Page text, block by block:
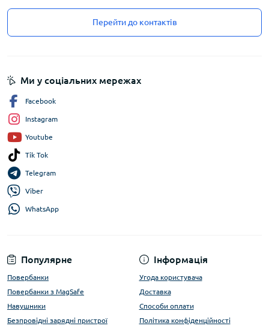
Перейти до контактів
Популярне
Повербанки
Повербанки з MagSafe
Навушники
Безпровідні зарядні пристрої
Інформація
Угода користувача
Доставка
Способи оплати
Політика конфіденційності
Ми у соціальних мережах
Facebook
Instagram
Youtube
Tik Tok
Telegram
Viber
WhatsApp